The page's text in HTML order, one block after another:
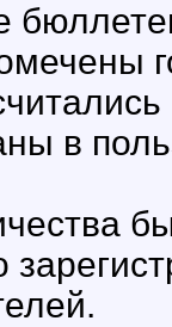
в